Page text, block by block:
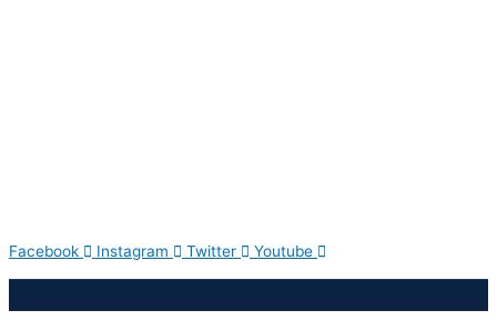
Facebook Instagram Twitter Youtube